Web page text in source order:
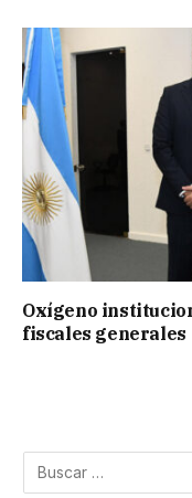
Oxígeno
fiscales generales